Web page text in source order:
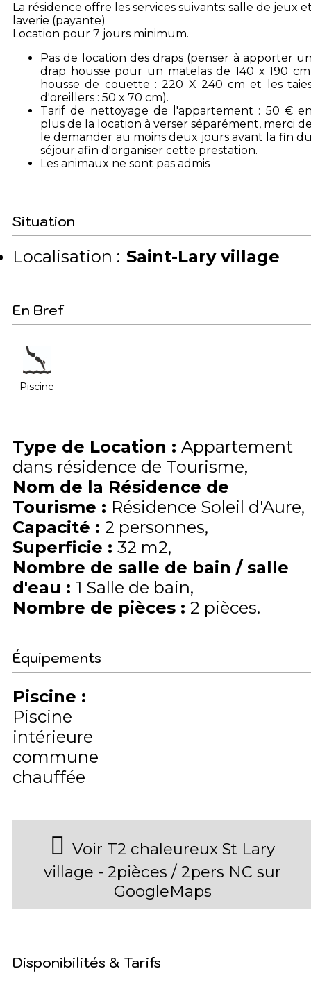
La résidence offre les services suivants: salle de jeux
laverie (payante)
Location pour 7 jours minimum.
Pas de location des draps (penser à apporter
drap housse pour un matelas de 140 x 190
housse de couette : 220 X 240 cm et les
d'oreillers : 50 x 70 cm).
Tarif de nettoyage de l'appartement : 50 €
plus de la location à verser séparément, merci
le demander au moins deux jours avant la fin
séjour afin d'organiser cette prestation.
Les animaux ne sont pas admis
Situation
Localisation : Saint-Lary village
En Bref
Piscine
Type de Location : Appartement
dans résidence de Tourisme
Nom de la Résidence de
Tourisme : Résidence Soleil d'Aure
Capacité : 2 personnes
Superficie : 32 m2
Nombre de salle de bain / salle
d'eau : 1 Salle de bain
Nombre de pièces : 2 pièces
Équipements
Piscine :
Piscine
intérieure
commune
chauffée
Voir T2 chaleureux St Lary
village - 2pièces / 2pers NC sur
GoogleMaps
Disponibilités & Tarifs